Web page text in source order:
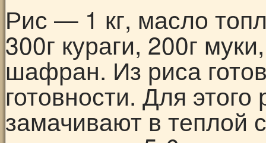
Рис — 1 кг, масло
300г кураги, 200г
шафран. Из риса
готовности. Для
замачивают в теплой